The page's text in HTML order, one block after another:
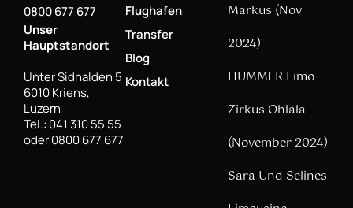
0800 677 677
Unser
Hauptstandort
Unter Sidhalden 5
6010 Kriens,
Luzern
Tel.: 041 310 55 55
oder 0800 677 677
Flughafen
Transfer
Blog
Kontakt
Markus (Nov
2024)
HUMMER Limo
Zirkus Ohlala
(November 2024)
Sara Und Selines